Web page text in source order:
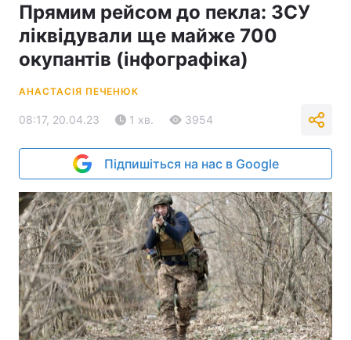
Прямим рейсом до пекла: ЗСУ
ліквідували ще майже 700
окупантів (інфографіка)
АНАСТАСІЯ ПЕЧЕНЮК
08:17, 20.04.23 1 хв. 3954
Підпишіться на нас в Google